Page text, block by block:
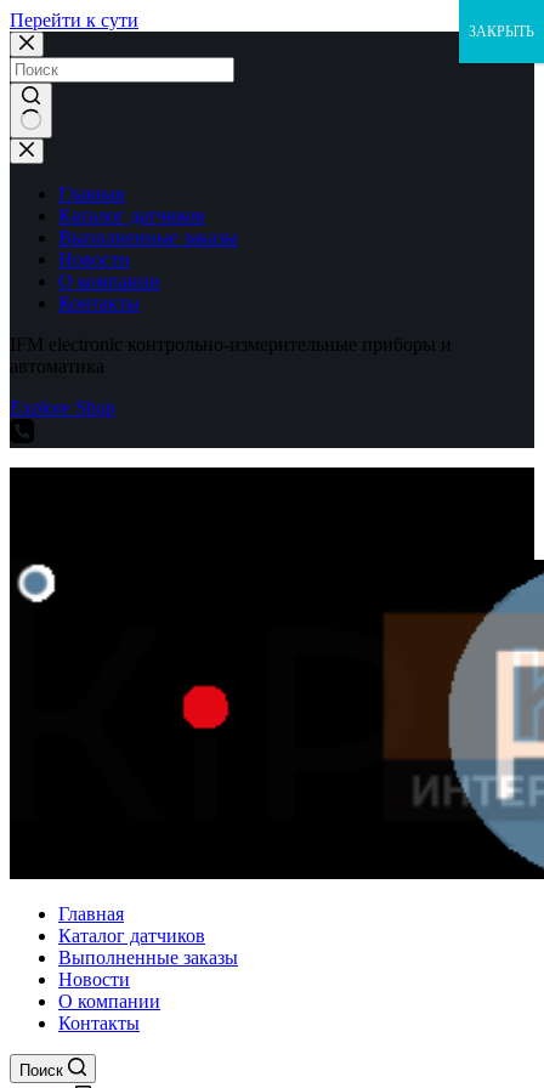
Перейти к сути
Ничего
не
найденоГлавная
Каталог датчиков
Выполненные заказы
Новости
О компании
Контакты
IFM electronic контрольно-измерительные приборы и
автоматика
Explore Shop
Главная
Каталог датчиков
Выполненные заказы
Новости
О компании
Контакты
Поиск
ЗАКРЫТЬ